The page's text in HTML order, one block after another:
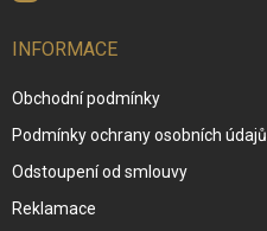
INFORMACE
Obchodní podmínky
Podmínky ochrany osobních údajů
Odstoupení od smlouvy
Reklamace